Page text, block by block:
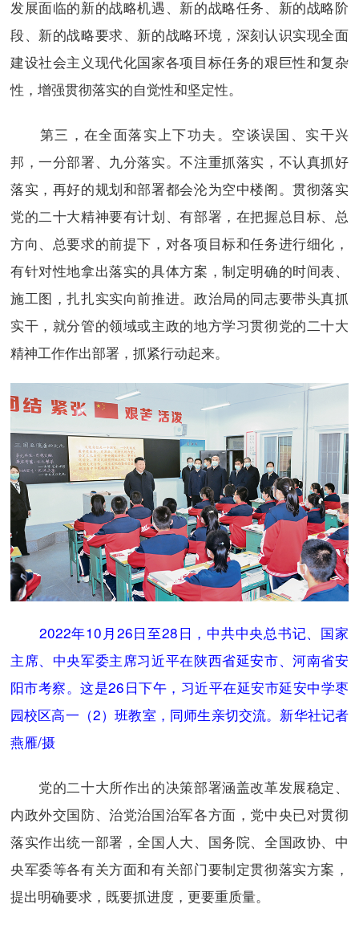
发展面临的新的战略机遇、新的战略任务、新的战略阶
段、新的战略要求、新的战略环境，深刻认识实现全面
建设社会主义现代化国家各项目标任务的艰巨性和复杂
性，增强贯彻落实的自觉性和坚定性。
第三，在全面落实上下功夫。空谈误国、实干兴
邦，一分部署、九分落实。不注重抓落实，不认真抓好
落实，再好的规划和部署都会沦为空中楼阁。贯彻落实
党的二十大精神要有计划、有部署，在把握总目标、总
方向、总要求的前提下，对各项目标和任务进行细化，
有针对性地拿出落实的具体方案，制定明确的时间表、
施工图，扎扎实实向前推进。政治局的同志要带头真抓
实干，就分管的领域或主政的地方学习贯彻党的二十大
精神工作作出部署，抓紧行动起来。
2022年10月26日至28日，中共中央总书记、国家
主席、中央军委主席习近平在陕西省延安市、河南省安
阳市考察。这是26日下午，习近平在延安市延安中学枣
园校区高一（2）班教室，同师生亲切交流。新华社记者
燕雁/摄
党的二十大所作出的决策部署涵盖改革发展稳定、
内政外交国防、治党治国治军各方面，党中央已对贯彻
落实作出统一部署，全国人大、国务院、全国政协、中
央军委等各有关方面和有关部门要制定贯彻落实方案，
提出明确要求，既要抓进度，更要重质量。